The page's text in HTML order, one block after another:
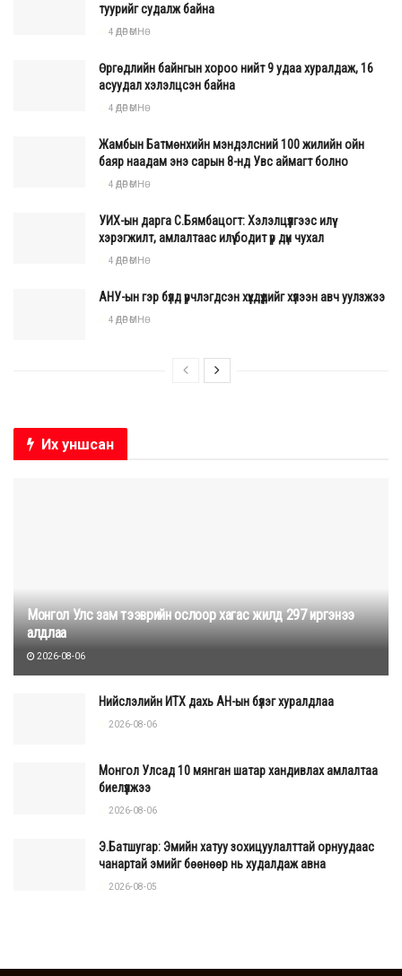
туурийг судалж байна
4 ӨДӨР ӨМНӨ
Өргөдлийн байнгын хороо нийт 9 удаа хуралдаж, 16
асуудал хэлэлцсэн байна
4 ӨДӨР ӨМНӨ
Жамбын Батмөнхийн мэндэлсний 100 жилийн ойн
баяр наадам энэ сарын 8-нд Увс аймагт болно
4 ӨДӨР ӨМНӨ
УИХ-ын дарга С.Бямбацогт: Хэлэлцүүлгээс илүү
хэрэгжилт, амлалтаас илүү бодит үр дүн чухал
4 ӨДӨР ӨМНӨ
АНУ-ын гэр бүлд үрчлэгдсэн хүүхдүүдийг хүлээн авч уулзжээ
4 ӨДӨР ӨМНӨ
Их уншсан
Монгол Улс зам тээврийн ослоор хагас жилд 297 иргэнээ
алдлаа
2026-08-06
Нийслэлийн ИТХ дахь АН-ын бүлэг хуралдлаа
2026-08-06
Монгол Улсад 10 мянган шатар хандивлах амлалтаа
биелүүлжээ
2026-08-06
Э.Батшугар: Эмийн хатуу зохицуулалттай орнуудаас
чанартай эмийг бөөнөөр нь худалдаж авна
2026-08-05